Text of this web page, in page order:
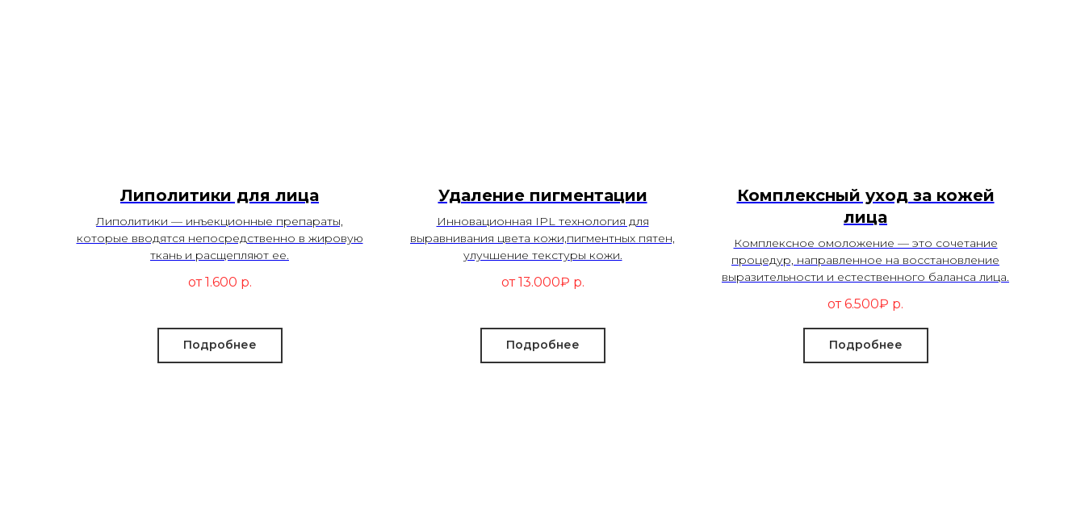
Липолитики для лица
Липолитики — инъекционные препараты,
которые вводятся непосредственно в жировую
ткань и расщепляют ее.
от 1.600 р.
Подробнее
Удаление пигментации
Инновационная IPL технология для
выравнивания цвета кожи,пигментных пятен,
улучшение текстуры кожи.
от 13.000₽ р.
Подробнее
Комплексный уход за кожей
лица
Комплексное омоложение — это сочетание
процедур, направленное на восстановление
выразительности и естественного баланса лица.
от 6.500₽ р.
Подробнее